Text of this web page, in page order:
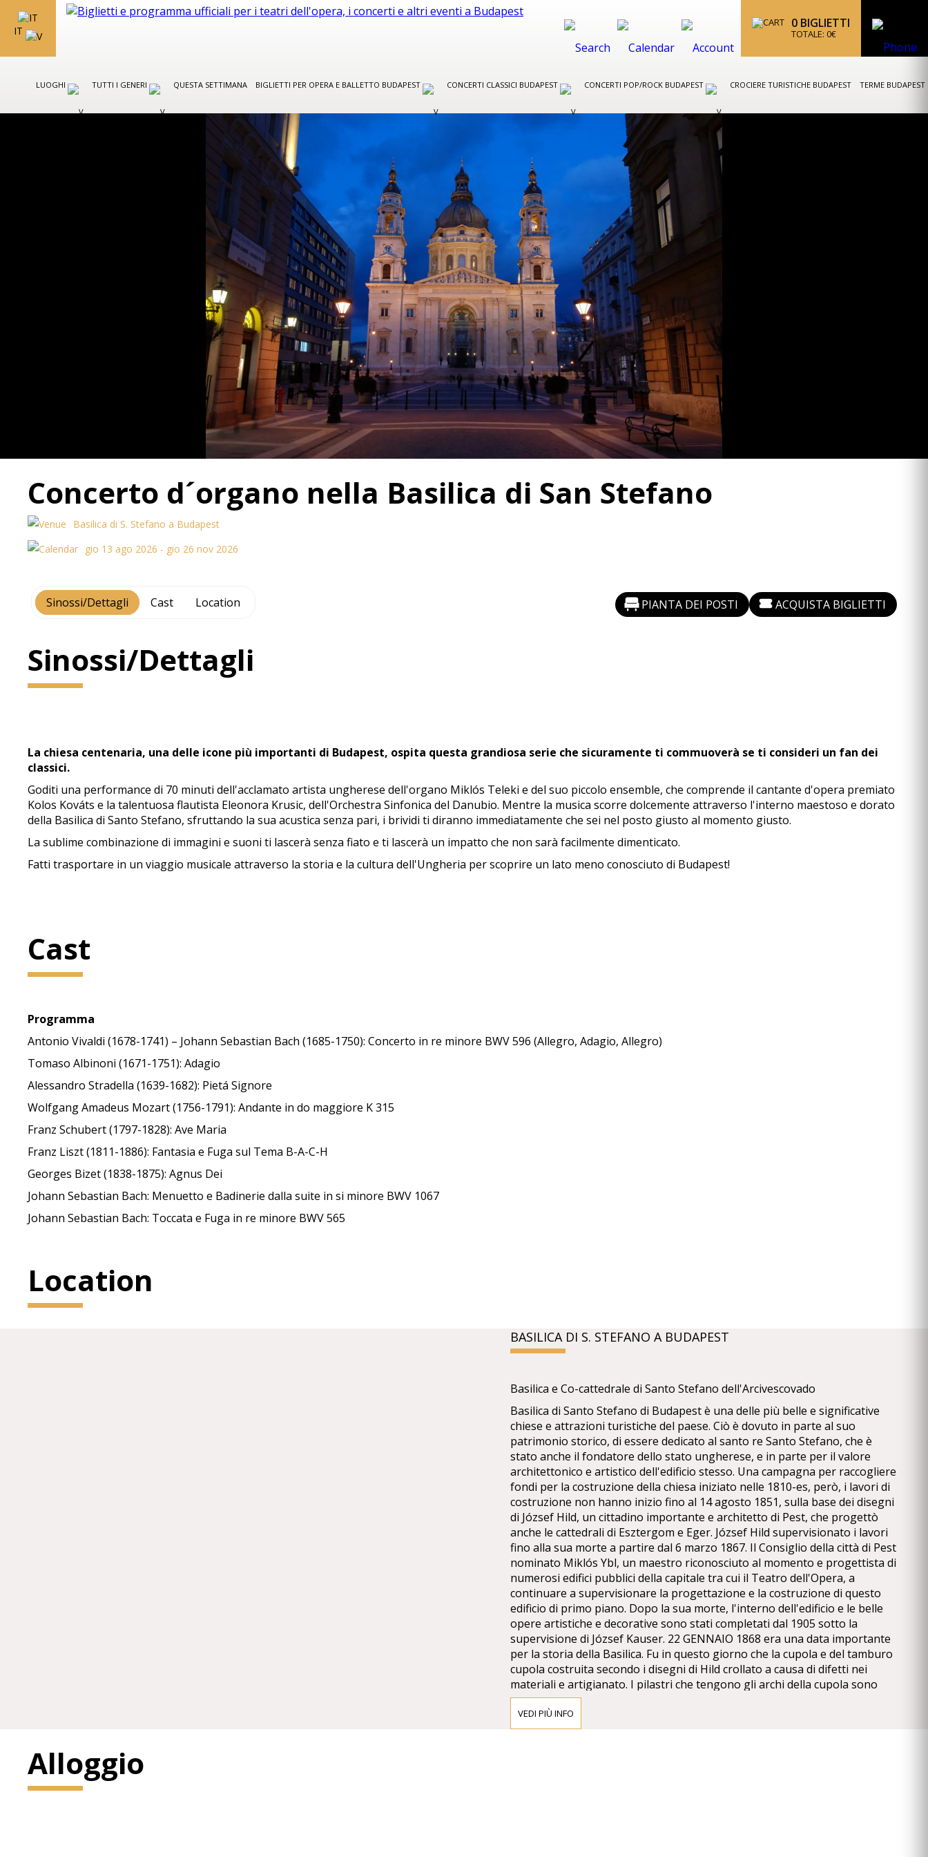
IT
0 BIGLIETTI
TOTALE: 0€
LUOGHI TUTTI I GENERI QUESTA SETTIMANA BIGLIETTI PER OPERA E BALLETTO BUDAPEST CONCERTI CLASSICI BUDAPEST CONCERTI POP/ROCK BUDAPEST CROCIERE TURISTICHE BUDAPEST TERME BUDAPEST
Concerto d´organo nella Basilica di San Stefano
Basilica di S. Stefano a Budapest
gio 13 ago 2026 - gio 26 nov 2026
Sinossi/Dettagli Cast Location PIANTA DEI POSTI ACQUISTA BIGLIETTI
Sinossi/Dettagli
La chiesa centenaria, una delle icone più importanti di Budapest, ospita questa grandiosa serie che sicuramente ti commuoverà se ti consideri un fan dei
classici.
Goditi una performance di 70 minuti dell'acclamato artista ungherese dell'organo Miklós Teleki e del suo piccolo ensemble, che comprende il cantante d'opera premiato
Kolos Kováts e la talentuosa flautista Eleonora Krusic, dell'Orchestra Sinfonica del Danubio. Mentre la musica scorre dolcemente attraverso l'interno maestoso e dorato
della Basilica di Santo Stefano, sfruttando la sua acustica senza pari, i brividi ti diranno immediatamente che sei nel posto giusto al momento giusto.
La sublime combinazione di immagini e suoni ti lascerà senza fiato e ti lascerà un impatto che non sarà facilmente dimenticato.
Fatti trasportare in un viaggio musicale attraverso la storia e la cultura dell'Ungheria per scoprire un lato meno conosciuto di Budapest!
Cast
Programma
Antonio Vivaldi (1678-1741) – Johann Sebastian Bach (1685-1750): Concerto in re minore BWV 596 (Allegro, Adagio, Allegro)
Tomaso Albinoni (1671-1751): Adagio
Alessandro Stradella (1639-1682): Pietá Signore
Wolfgang Amadeus Mozart (1756-1791): Andante in do maggiore K 315
Franz Schubert (1797-1828): Ave Maria
Franz Liszt (1811-1886): Fantasia e Fuga sul Tema B-A-C-H
Georges Bizet (1838-1875): Agnus Dei
Johann Sebastian Bach: Menuetto e Badinerie dalla suite in si minore BWV 1067
Johann Sebastian Bach: Toccata e Fuga in re minore BWV 565
Location
BASILICA DI S. STEFANO A BUDAPEST
Basilica e Co-cattedrale di Santo Stefano dell'Arcivescovado
Basilica di Santo Stefano di Budapest è una delle più belle e significative
chiese e attrazioni turistiche del paese. Ciò è dovuto in parte al suo
patrimonio storico, di essere dedicato al santo re Santo Stefano, che è
stato anche il fondatore dello stato ungherese, e in parte per il valore
architettonico e artistico dell'edificio stesso. Una campagna per raccogliere
fondi per la costruzione della chiesa iniziato nelle 1810-es, però, i lavori di
costruzione non hanno inizio fino al 14 agosto 1851, sulla base dei disegni
di József Hild, un cittadino importante e architetto di Pest, che progettò
anche le cattedrali di Esztergom e Eger. József Hild supervisionato i lavori
fino alla sua morte a partire dal 6 marzo 1867. Il Consiglio della città di Pest
nominato Miklós Ybl, un maestro riconosciuto al momento e progettista di
numerosi edifici pubblici della capitale tra cui il Teatro dell'Opera, a
continuare a supervisionare la progettazione e la costruzione di questo
edificio di primo piano. Dopo la sua morte, l'interno dell'edificio e le belle
opere artistiche e decorative sono stati completati dal 1905 sotto la
supervisione di József Kauser. 22 GENNAIO 1868 era una data importante
per la storia della Basilica. Fu in questo giorno che la cupola e del tamburo
cupola costruita secondo i disegni di Hild crollato a causa di difetti nei
materiali e artigianato. I pilastri che tengono gli archi della cupola sono
stati costruiti con pietre donate di qualità assortiti e solidità. Il tamburo
cupola è stata costruita sul bordo interno degli archi alla base, risultando
in una struttura in equilibrio precario che ha distribuito in modo non
VEDI PIÙ INFO
Alloggio